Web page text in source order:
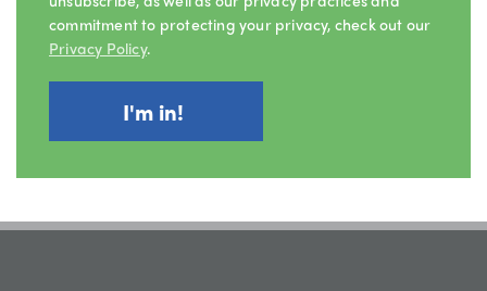
commitment to protecting your privacy, check out our
Privacy Policy.